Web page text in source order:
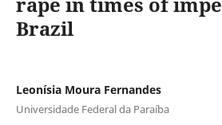
Brazil
Leonísia Moura Fernandes
Universidade Federal da Paraíba